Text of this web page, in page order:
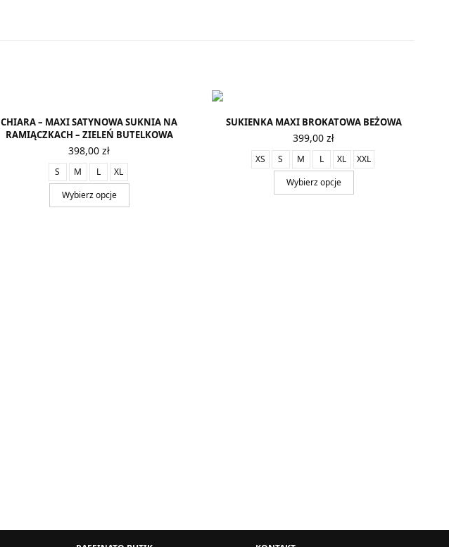
CHIARA – MAXI SATYNOWA SUKNIA NA
RAMIĄCZKACH – ZIELEŃ BUTELKOWA
398,00 zł
S M L
XL
Wybierz opcje
SUKIENKA MAXI BROKATOWA BEŻOWA
399,00 zł
XS S M L XL
XXL
Wybierz opcje